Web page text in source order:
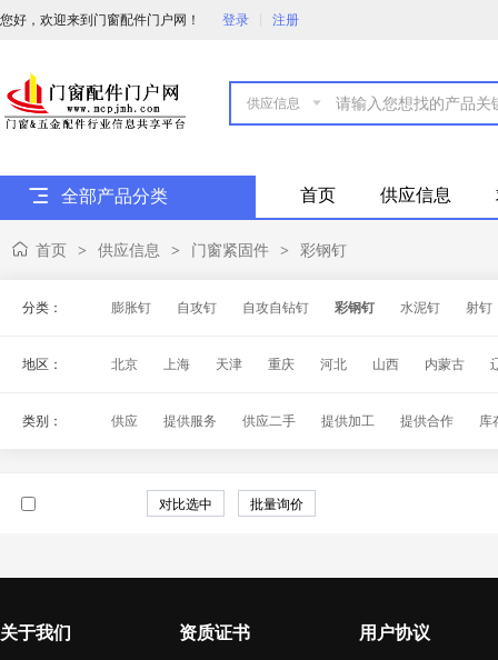
您好，欢迎来到门窗配件门户网！ 登录 注册

全部产品分类 首页 供应信息
首页 > 供应信息 > 门窗紧固件 > 彩钢钉
分类： 膨胀钉 自攻钉 自攻自钻钉 彩钢钉 水泥钉 射钉
地区： 北京 上海 天津 重庆 河北 山西 内蒙古
类别：
供应 提供服务 供应二手 提供加工 提供合作 库
关于我们 资质证书 用户协议